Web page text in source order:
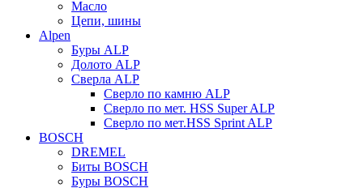
Масло
Цепи, шины
Alpen
Буры ALP
Долото ALP
Сверла ALP
Сверло по камню ALP
Сверло по мет. HSS Super ALP
Сверло по мет.HSS Sprint ALP
BOSCH
DREMEL
Биты BOSCH
Буры BOSCH